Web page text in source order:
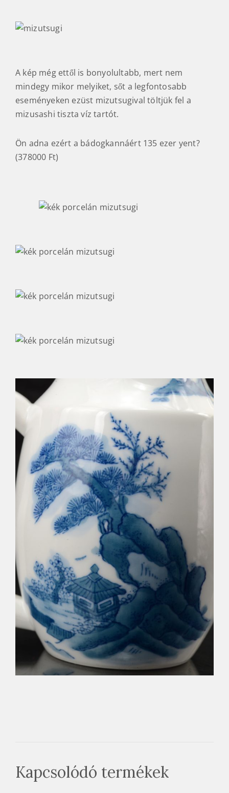
A kép még ettől is bonyolultabb, mert nem
mindegy mikor melyiket, sőt a legfontosabb
eseményeken ezüst mizutsugival töltjük fel a
mizusashi tiszta víz tartót.
Ön adna ezért a bádogkannáért 135 ezer yent?
(378000 Ft)
Kapcsolódó termékek